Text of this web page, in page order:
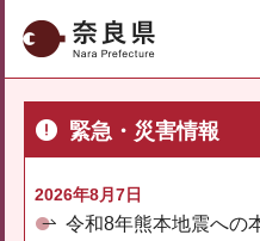
奈良県
緊急・災害情報
2026年8月7日
令和8年熊本地震への